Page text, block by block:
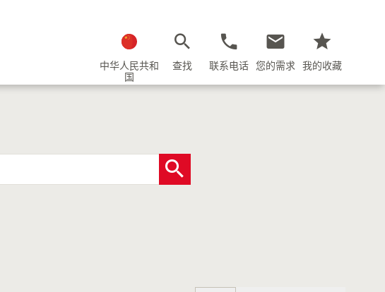
中华人民共和
国
查找 联系电话 您的需求 我的收藏